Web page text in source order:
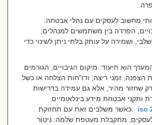
מחשוב לעסקים עם נהלי אבטחה:
הפרדה בין משתמשים למנהלים,
ושמירה על עותק בלתי ניתן לשינוי כדי
הוא תיעוד: מיקום הגיבויים, הגורמים
זמני ריצה, ודו"חות הצלחה או כשל.
מהיר, אלא גם עמידה בדרישות
ותקני אבטחת מידע בינלאומיים
.כאשר משלבים זאת עם תחזוקת
מתקבלת מעטפת שלמה: ניטור